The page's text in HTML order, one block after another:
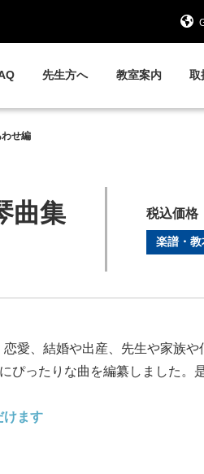
先生方へ 教室案内 取
わせ編
曲集
税込価格
楽譜・教
愛、結婚や出産、先生や家族
ぴったりな曲を編纂しました。
けます